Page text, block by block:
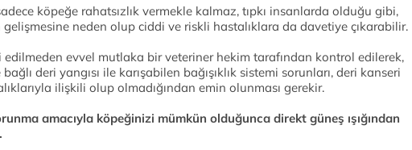
köpeğe rahatsızlık vermekle kalmaz, tıpkı insanlarda olduğu gibi,
gelişmesine neden olup ciddi ve riskli hastalıklara da davetiye çıkarabilir.
edilmeden evvel mutlaka bir veteriner hekim tarafından kontrol edilerek,
deri yangısı ile karışabilen bağışıklık sistemi sorunları, deri kanseri
ilişkili olup olmadığından emin olunması gerekir.
amacıyla köpeğinizi mümkün olduğunca direkt güneş ışığından